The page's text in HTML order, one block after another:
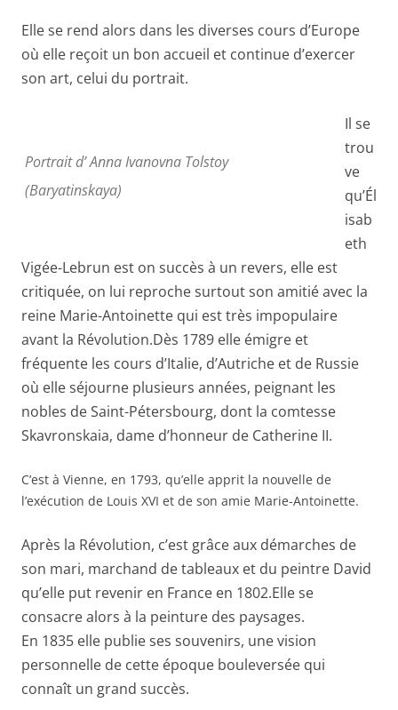
Elle se rend alors dans les diverses cours d’Europe
où elle reçoit un bon accueil et continue d’exercer
son art, celui du portrait.
Portrait d’ Anna Ivanovna Tolstoy
(Baryatinskaya)
Il se
trou
ve
qu’Él
isab
eth
Vigée-Lebrun est on succès à un revers, elle est
critiquée, on lui reproche surtout son amitié avec la
reine Marie-Antoinette qui est très impopulaire
avant la Révolution.Dès 1789 elle émigre et
fréquente les cours d’Italie, d’Autriche et de Russie
où elle séjourne plusieurs années, peignant les
nobles de Saint-Pétersbourg, dont la comtesse
Skavronskaia, dame d’honneur de Catherine II.
C’est à Vienne, en 1793, qu’elle apprit la nouvelle de
l’exécution de Louis XVI et de son amie Marie-Antoinette.
Après la Révolution, c’est grâce aux démarches de
son mari, marchand de tableaux et du peintre David
qu’elle put revenir en France en 1802.Elle se
consacre alors à la peinture des paysages.
En 1835 elle publie ses souvenirs, une vision
personnelle de cette époque bouleversée qui
connaît un grand succès.